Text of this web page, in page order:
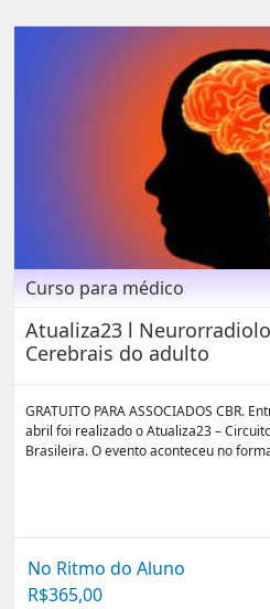
Curso para médico
Atualiza23 l
Cerebrais do adulto
GRATUITO PARA ASSOCIADOS CBR.
abril foi realizado o Atualiza23 –
Brasileira. O evento aconteceu no
No Ritmo do Aluno
R$365,00